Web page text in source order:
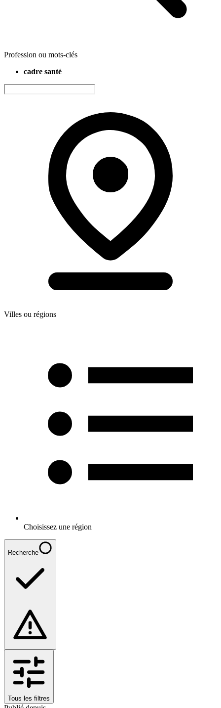
Profession ou mots-clés
cadre santé
Villes ou régions
Choisissez une région
Recherche
Tous les filtres